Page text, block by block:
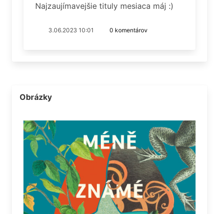
Najzaujímavejšie tituly mesiaca máj :)
3.06.2023 10:01 0 komentárov
Obrázky